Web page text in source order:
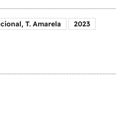
T. Amarela 2023